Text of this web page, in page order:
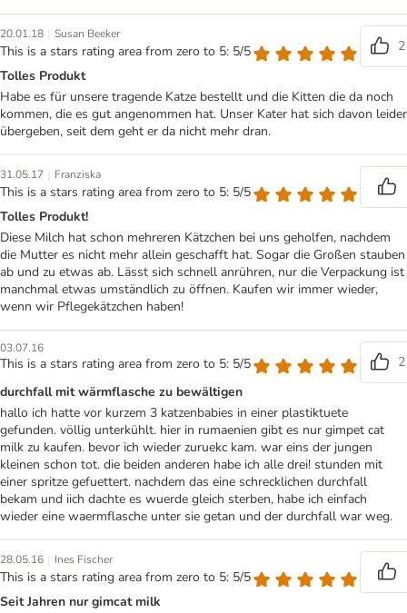
20.01.18 | Susan Beeker
This is a stars rating area from zero to 5: 5/5
2
Tolles Produkt
Habe es für unsere tragende Katze bestellt und die Kitten die da noch
kommen, die es gut angenommen hat. Unser Kater hat sich davon leider
übergeben, seit dem geht er da nicht mehr dran.
31.05.17 | Franziska
This is a stars rating area from zero to 5: 5/5
Tolles Produkt!
Diese Milch hat schon mehreren Kätzchen bei uns geholfen, nachdem
die Mutter es nicht mehr allein geschafft hat. Sogar die Großen stauben
ab und zu etwas ab. Lässt sich schnell anrühren, nur die Verpackung ist
manchmal etwas umständlich zu öffnen. Kaufen wir immer wieder,
wenn wir Pflegekätzchen haben!
03.07.16
This is a stars rating area from zero to 5: 5/5
2
durchfall mit wärmflasche zu bewältigen
hallo ich hatte vor kurzem 3 katzenbabies in einer plastiktuete
gefunden. völlig unterkühlt. hier in rumaenien gibt es nur gimpet cat
milk zu kaufen. bevor ich wieder zuruekc kam. war eins der jungen
kleinen schon tot. die beiden anderen habe ich alle drei! stunden mit
einer spritze gefuettert. nachdem das eine schrecklichen durchfall
bekam und iich dachte es wuerde gleich sterben, habe ich einfach
wieder eine waermflasche unter sie getan und der durchfall war weg.
28.05.16 | Ines Fischer
This is a stars rating area from zero to 5: 5/5
Seit Jahren nur gimcat milk